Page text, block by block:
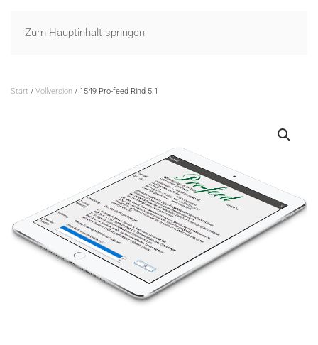
Zum Hauptinhalt springen
Start / Vollversion / 1549 Pro-feed Rind 5.1